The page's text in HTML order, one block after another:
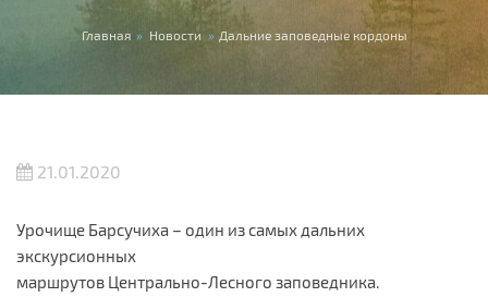
Вы здесь
Главная » Новости » Дальние заповедные кордоны
21.01.2020
Урочище Барсучиха – один из самых дальних
экскурсионных
маршрутов Центрально-Лесного заповедника.